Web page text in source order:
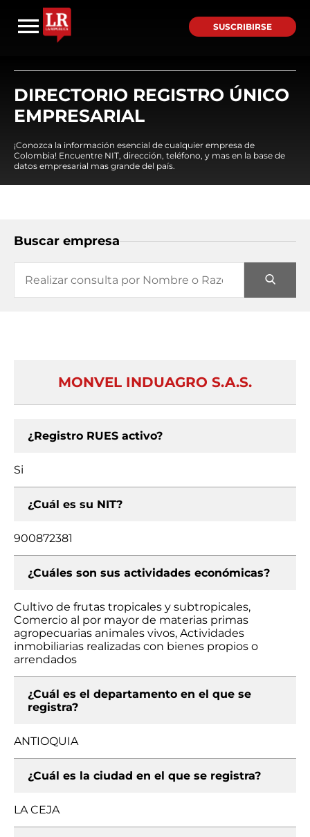
SUSCRIBIRSE
DIRECTORIO REGISTRO ÚNICO
EMPRESARIAL
¡Conozca la información esencial de cualquier empresa de
Colombia! Encuentre NIT, dirección, teléfono, y mas en la base de
datos empresarial mas grande del país.
Buscar empresa
MONVEL INDUAGRO S.A.S.
¿Registro RUES activo?
Si
¿Cuál es su NIT?
900872381
¿Cuáles son sus actividades económicas?
Cultivo de frutas tropicales y subtropicales,
Comercio al por mayor de materias primas
agropecuarias animales vivos, Actividades
inmobiliarias realizadas con bienes propios o
arrendados
¿Cuál es el departamento en el que se
registra?
ANTIOQUIA
¿Cuál es la ciudad en el que se registra?
LA CEJA